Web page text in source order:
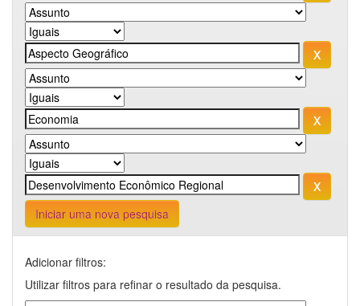
Iniciar uma nova pesquisa
Adicionar filtros:
Utilizar filtros para refinar o resultado da pesquisa.